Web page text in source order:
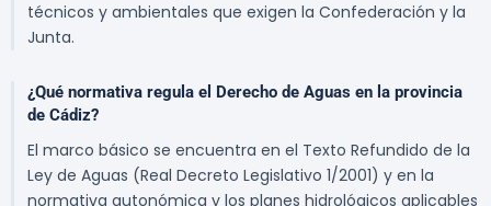
técnicos y ambientales que exigen la Confederación y la
Junta.
¿Qué normativa regula el Derecho de Aguas en la provincia
de Cádiz?
El marco básico se encuentra en el Texto Refundido de la
Ley de Aguas (Real Decreto Legislativo 1/2001) y en la
normativa autonómica y los planes hidrológicos aplicables